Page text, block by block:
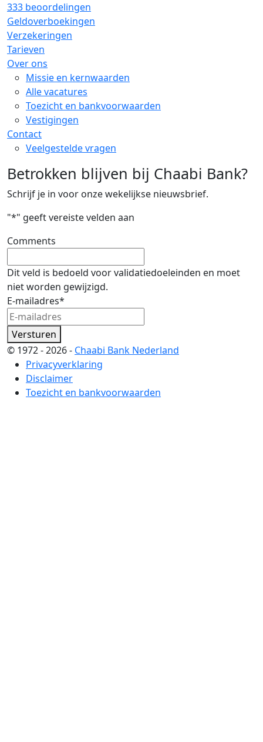
333 beoordelingen
Geldoverboekingen
Verzekeringen
Tarieven
Over ons
Missie en kernwaarden
Alle vacatures
Toezicht en bankvoorwaarden
Vestigingen
Contact
Veelgestelde vragen
Betrokken blijven bij Chaabi Bank?
Schrijf je in voor onze wekelijkse nieuwsbrief.
"*" geeft vereiste velden aan
Comments
Dit veld is bedoeld voor validatiedoeleinden en moet
niet worden gewijzigd.
E-mailadres*
Versturen
© 1972 - 2026 - Chaabi Bank Nederland
Privacyverklaring
Disclaimer
Toezicht en bankvoorwaarden